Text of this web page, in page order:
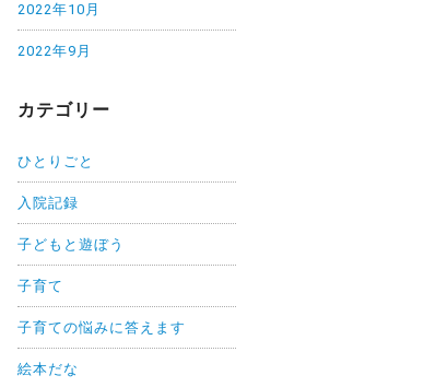
2022年10月
2022年9月
カテゴリー
ひとりごと
入院記録
子どもと遊ぼう
子育て
子育ての悩みに答えます
絵本だな